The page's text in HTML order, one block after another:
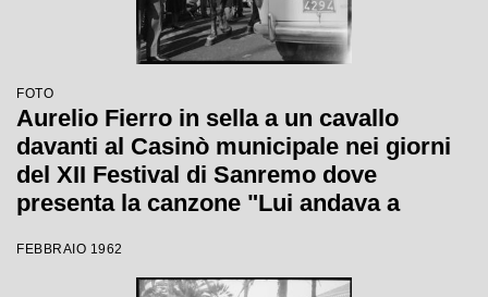
FOTO
Aurelio Fierro in sella a un cavallo
davanti al Casinò municipale nei giorni
del XII Festival di Sanremo dove
presenta la canzone "Lui andava a
FEBBRAIO 1962